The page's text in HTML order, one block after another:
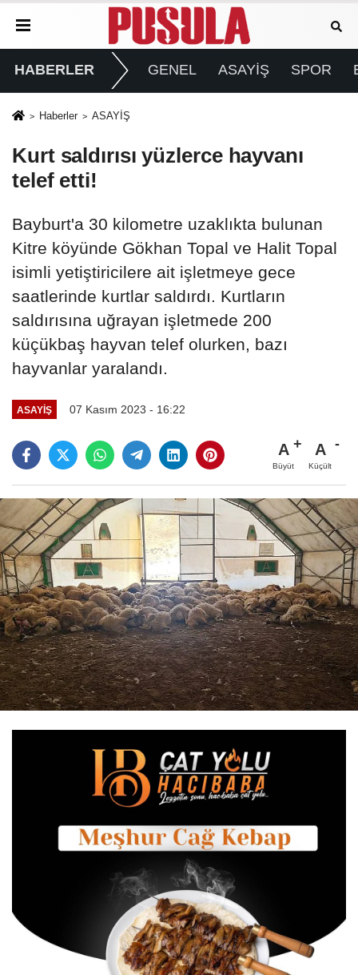
HABERLER GENEL ASAYİŞ SPOR
Haberler ASAYİŞ
Kurt saldırısı yüzlerce hayvanı
telef etti!
Bayburt'a 30 kilometre uzaklıkta bulunan
Kitre köyünde Gökhan Topal ve Halit Topal
isimli yetiştiricilere ait işletmeye gece
saatlerinde kurtlar saldırdı. Kurtların
saldırısına uğrayan işletmede 200
küçükbaş hayvan telef olurken, bazı
hayvanlar yaralandı.
ASAYİŞ 07 Kasım 2023 - 16:22
A
Büyüt
A
Küçült